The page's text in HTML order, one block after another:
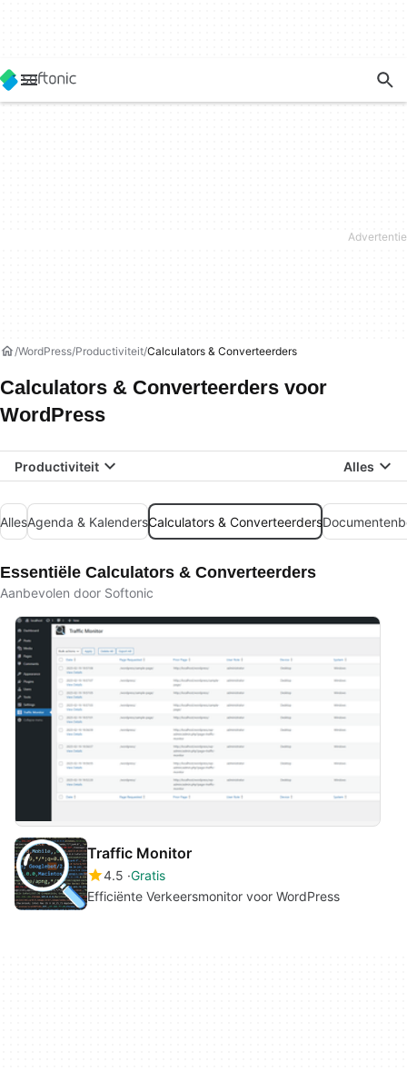
WordPress Productiviteit Calculators & Converteerders
Calculators & Converteerders voor
WordPress
Productiviteit Alles
AllesAgenda & KalendersCalculators & Converteerders
Essentiële Calculators & Converteerders
Aanbevolen door Softonic
Traffic Monitor
4.5 Gratis
Efficiënte Verkeersmonitor voor WordPress